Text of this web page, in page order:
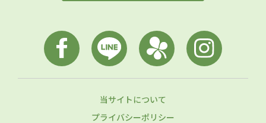
当サイトについて
プライバシーポリシー